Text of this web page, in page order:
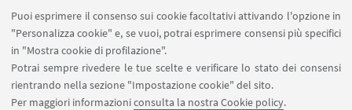
Puoi esprimere il consenso sui cookie facoltativi attivando l'opzione in
"Personalizza cookie" e, se vuoi, potrai esprimere consensi più specifici
in "Mostra cookie di profilazione".
Potrai sempre rivedere le tue scelte e verificare lo stato dei consensi
rientrando nella sezione "Impostazione cookie" del sito.
Per maggiori informazioniconsulta la nostra Cookie policy.
SEGUI UNIBO SU:
APP: